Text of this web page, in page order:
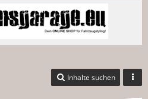
Inhalte suchen